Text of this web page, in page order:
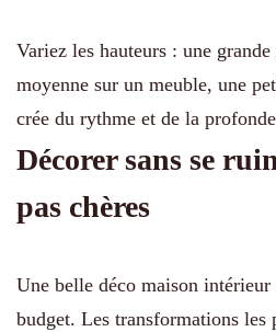
Variez les hauteurs : une
moyenne sur un meuble, une
crée du rythme et de la
Décorer sans se
pas chères
Une belle déco maison intérieur
budget. Les transformations les